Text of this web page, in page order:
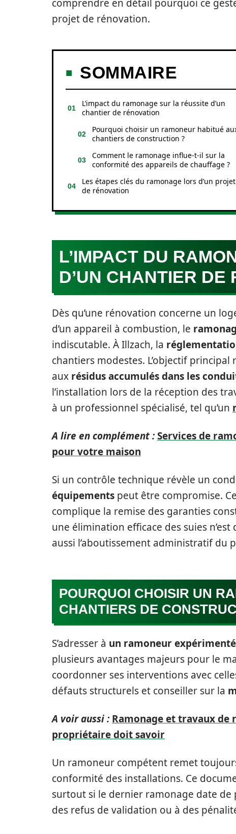
comprendre en détail pourquoi ce
projet de rénovation.
SOMMAIRE
L’impact du ramonage sur la réussite d’un
chantier de rénovation
Pourquoi choisir un ramoneur habitué
chantiers de construction ?
Comment le ramonage influe-t-il sur la
conformité des appareils de chauffage ?
Les étapes clés du ramonage lors d’un projet
de rénovation
L’IMPACT DU
D’UN CHANTIER DE
Dès qu’une rénovation concerne un
d’un appareil à combustion, le
indiscutable. À Illzach, la
chantiers modestes. L’objectif
aux résidus accumulés dans les
l’installation lors de la réception des
à un professionnel spécialisé, tel qu’un
A lire en complément :Services de
pour votre maison
Si un contrôle technique révèle un
équipements peut être compromise.
complique la remise des garanties
une élimination efficace des suies
aussi l’aboutissement administratif du
POURQUOI CHOISIR UN
CHANTIERS DE
S’adresser à un ramoneur
plusieurs avantages majeurs pour le
coordonner ses interventions avec
défauts structurels et conseiller sur la
A voir aussi : Ramonage et travaux de
propriétaire doit savoir
Un ramoneur compétent remet
conformité des installations. Ce
surtout si le dernier ramonage date de
des refus de validation ou à des